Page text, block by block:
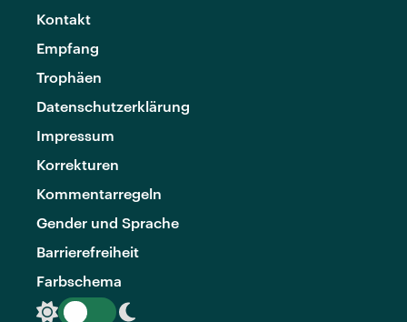
Kontakt
Empfang
Trophäen
Datenschutzerklärung
Impressum
Korrekturen
Kommentarregeln
Gender und Sprache
Barrierefreiheit
Farbschema